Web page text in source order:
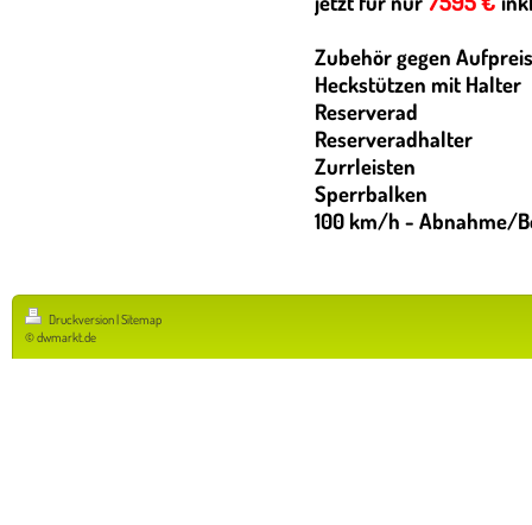
Zubehör gegen
Heckstützen mit Halter
Reserverad
Reserveradhalter
Zurrleisten
Sperrbalken
100 km/h - Abnahme/
Druckversion|Sitemap
© dwmarkt.de